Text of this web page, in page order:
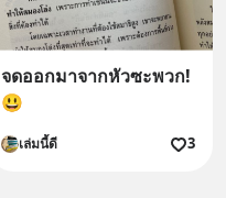
จดออกมาจากหัวซะพวก!
😃
เล่มนี้ดี 3